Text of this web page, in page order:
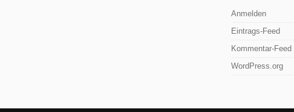
Anmelden
Eintrags-Feed
Kommentar-Feed
WordPress.org